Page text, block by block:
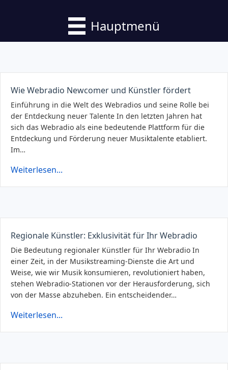
Hauptmenü
Wie Webradio Newcomer und Künstler fördert
Einführung in die Welt des Webradios und seine Rolle bei
der Entdeckung neuer Talente In den letzten Jahren hat
sich das Webradio als eine bedeutende Plattform für die
Entdeckung und Förderung neuer Musiktalente etabliert.
Im…
Weiterlesen...
Regionale Künstler: Exklusivität für Ihr Webradio
Die Bedeutung regionaler Künstler für Ihr Webradio In
einer Zeit, in der Musikstreaming-Dienste die Art und
Weise, wie wir Musik konsumieren, revolutioniert haben,
stehen Webradio-Stationen vor der Herausforderung, sich
von der Masse abzuheben. Ein entscheidender…
Weiterlesen...